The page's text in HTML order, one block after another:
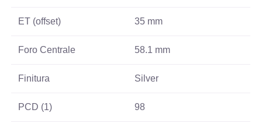
ET (offset) 35 mm
Foro Centrale 58.1 mm
Finitura Silver
PCD (1) 98